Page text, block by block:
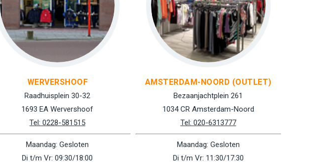
WERVERSHOOF
Raadhuisplein 30-32
1693 EA Wervershoof
Tel: 0228-581515
Maandag: Gesloten
Di t/m Vr: 09:30/18:00
AMSTERDAM-NOORD (OUTLET)
Bezaanjachtplein 261
1034 CR Amsterdam-Noord
Tel: 020-6313777
Maandag: Gesloten
Di t/m Vr: 11:30/17:30